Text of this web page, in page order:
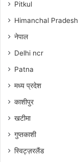
Pitkul
Himanchal Pradesh
नेपाल
Delhi ncr
Patna
मध्य प्रदेश
काशीपुर
खटीमा
गुप्तकाशी
स्विट्ज़रलैंड